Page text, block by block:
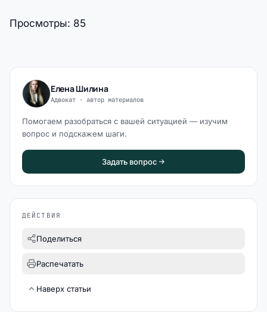
Просмотры: 85
Елена Шилина
Адвокат · автор материалов
Помогаем разобраться с вашей ситуацией — изучим
вопрос и подскажем шаги.
Задать вопрос
ДЕЙСТВИЯ
Поделиться
Распечатать
Наверх статьи